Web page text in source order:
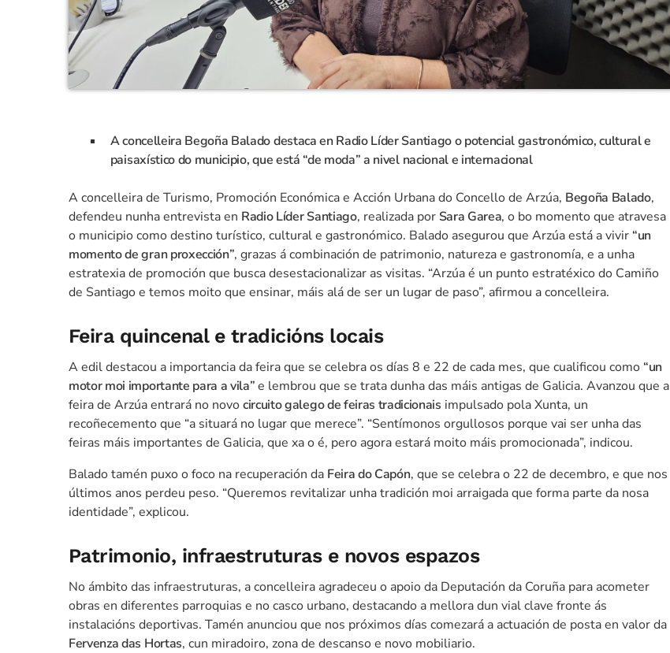
A concelleira Begoña Balado destaca en Radio Líder Santiago o potencial gastronómico, cultural e
paisaxístico do municipio, que está “de moda” a nivel nacional e internacional
A concelleira de Turismo, Promoción Económica e Acción Urbana do Concello de Arzúa, Begoña Balado,
defendeu nunha entrevista en Radio Líder Santiago, realizada por Sara Garea, o bo momento que atravesa
o municipio como destino turístico, cultural e gastronómico. Balado asegurou que Arzúa está a vivir “un
momento de gran proxección”, grazas á combinación de patrimonio, natureza e gastronomía, e a unha
estratexia de promoción que busca desestacionalizar as visitas. “Arzúa é un punto estratéxico do Camiño
de Santiago e temos moito que ensinar, máis alá de ser un lugar de paso”, afirmou a concelleira.
Feira quincenal e tradicións locais
A edil destacou a importancia da feira que se celebra os días 8 e 22 de cada mes, que cualificou como “un
motor moi importante para a vila”e lembrou que se trata dunha das máis antigas de Galicia. Avanzou que a
feira de Arzúa entrará no novocircuito galego de feiras tradicionais impulsado pola Xunta, un
recoñecemento que “a situará no lugar que merece”. “Sentímonos orgullosos porque vai ser unha das
feiras máis importantes de Galicia, que xa o é, pero agora estará moito máis promocionada”, indicou.
Balado tamén puxo o foco na recuperación da Feira do Capón, que se celebra o 22 de decembro, e que nos
últimos anos perdeu peso. “Queremos revitalizar unha tradición moi arraigada que forma parte da nosa
identidade”, explicou.
Patrimonio, infraestruturas e novos espazos
No ámbito das infraestruturas, a concelleira agradeceu o apoio da Deputación da Coruña para acometer
obras en diferentes parroquias e no casco urbano, destacando a mellora dun vial clave fronte ás
instalacións deportivas. Tamén anunciou que nos próximos días comezará a actuación de posta en valor da
Fervenza das Hortas, cun miradoiro, zona de descanso e novo mobiliario.